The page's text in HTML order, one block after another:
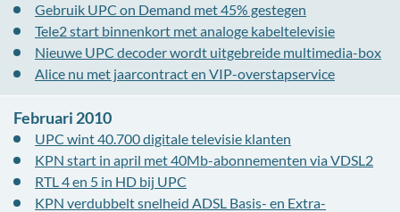
Gebruik UPC on Demand met 45% gestegen
Tele2 start binnenkort met analoge kabeltelevisie
Nieuwe UPC decoder wordt uitgebreide multimedia-box
Alice nu met jaarcontract en VIP-overstapservice
Februari 2010
UPC wint 40.700 digitale televisie klanten
KPN start in april met 40Mb-abonnementen via VDSL2
RTL 4 en 5 in HD bij UPC
KPN verdubbelt snelheid ADSL Basis- en Extra-